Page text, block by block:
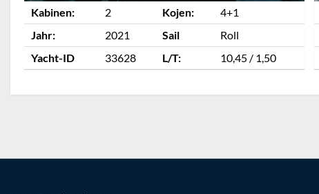
Kabinen: 2 Kojen:
4+1
Jahr:
2021 Sail
Roll
Yacht-ID
33628 L/T: 10,45 / 1,50